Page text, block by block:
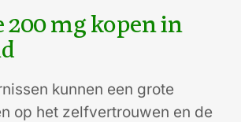
200 mg kopen in
kunnen een grote
op het zelfvertrouwen en de